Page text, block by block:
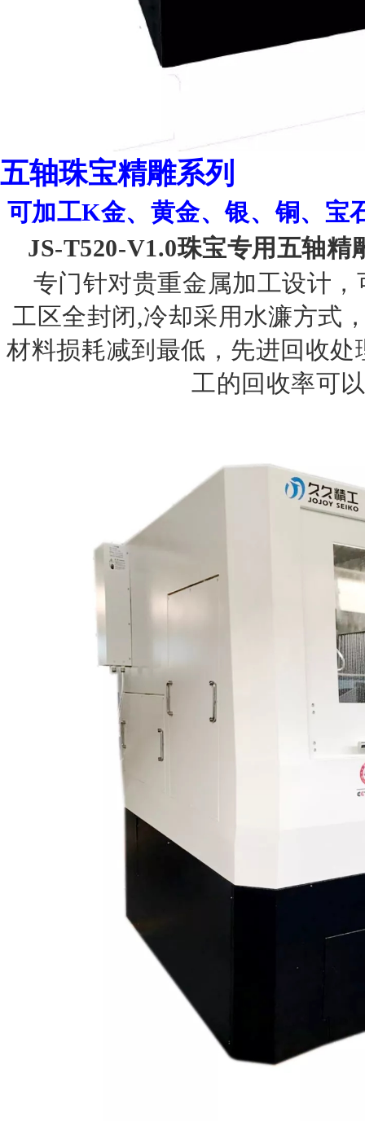
五轴珠宝精雕系列
可加工K金、黄金、银、铜、宝
JS-T520-V1.0珠宝专用五轴精
专门针对贵重金属加工设计
工区全封闭,冷却采用水濂方式
材料损耗减到最低，先进回收处
工的回收率可